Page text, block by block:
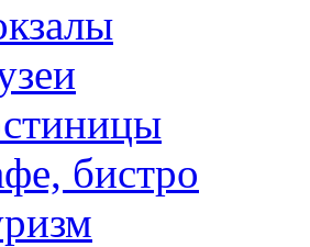
бистро